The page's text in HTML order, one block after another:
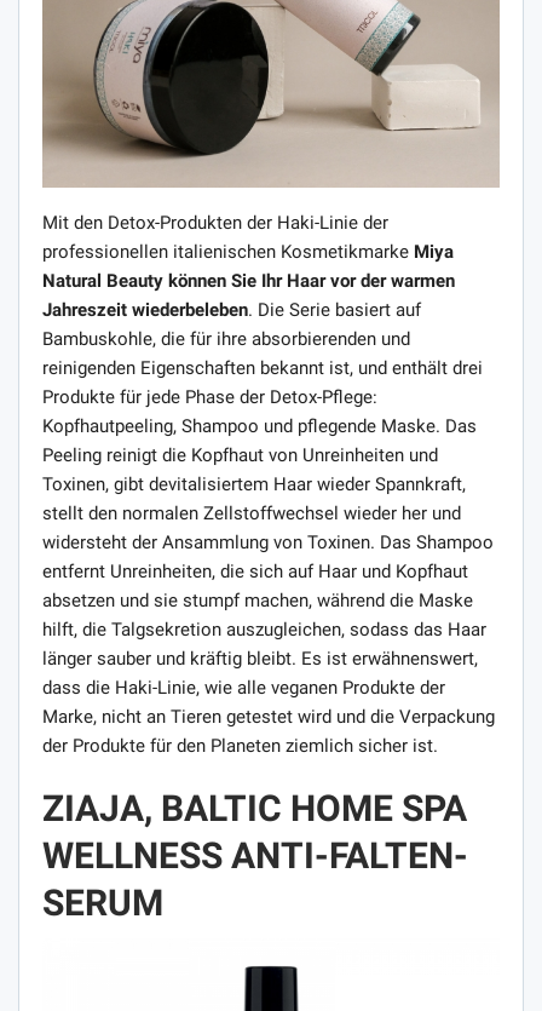
Mit den Detox-Produkten der Haki-Linie der
professionellen italienischen Kosmetikmarke Miya
Natural Beauty können Sie Ihr Haar vor der warmen
Jahreszeit wiederbeleben. Die Serie basiert auf
Bambuskohle, die für ihre absorbierenden und
reinigenden Eigenschaften bekannt ist, und enthält drei
Produkte für jede Phase der Detox-Pflege:
Kopfhautpeeling, Shampoo und pflegende Maske. Das
Peeling reinigt die Kopfhaut von Unreinheiten und
Toxinen, gibt devitalisiertem Haar wieder Spannkraft,
stellt den normalen Zellstoffwechsel wieder her und
widersteht der Ansammlung von Toxinen. Das Shampoo
entfernt Unreinheiten, die sich auf Haar und Kopfhaut
absetzen und sie stumpf machen, während die Maske
hilft, die Talgsekretion auszugleichen, sodass das Haar
länger sauber und kräftig bleibt. Es ist erwähnenswert,
dass die Haki-Linie, wie alle veganen Produkte der
Marke, nicht an Tieren getestet wird und die Verpackung
der Produkte für den Planeten ziemlich sicher ist.
ZIAJA, BALTIC HOME SPA
WELLNESS ANTI-FALTEN-
SERUM